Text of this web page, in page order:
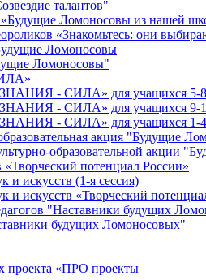
талантов"
«Будущие Ломоносовы из нашей
«Знакомьтесь: они
Ломоносовы
Ломоносовы"
- СИЛА» для учащихся 5-8
- СИЛА» для учащихся 9-
- СИЛА» для учащихся 1-4
акция "Будущие
образовательной акции
«Творческий потенциал России»
и искусств (1-я сессия)
и искусств «Творческий
"Наставники будущих
будущих Ломоносовых"
проекта «ПРО проекты